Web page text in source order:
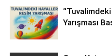
Yarışması